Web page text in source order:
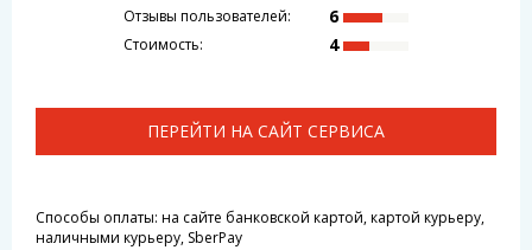
Отзывы пользователей: 6
Стоимость: 4
ПЕРЕЙТИ НА САЙТ СЕРВИСА
Способы оплаты: на сайте банковской картой, картой курьеру,
наличными курьеру, SberPay